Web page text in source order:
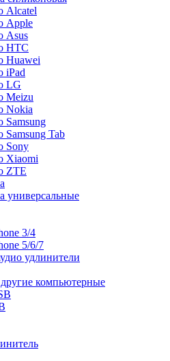
Alcatel
Apple
Asus
HTC
Huawei
iPad
LG
Meizu
Nokia
Samsung
Samsung Tab
Sony
Xiaomi
ZTE
универсальные
3/4
5/6/7
удлинители
компьютерные